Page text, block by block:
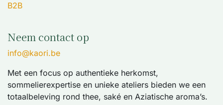
B2B
Neem contact op
info@kaori.be
Met een focus op authentieke herkomst,
sommelierexpertise en unieke ateliers bieden we een
totaalbeleving rond thee, saké en Aziatische aroma’s.